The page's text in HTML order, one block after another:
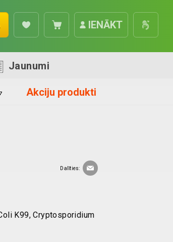
IENĀKT
Jaunumi
Akciju produkti
Dalīties:
K99, Cryptosporidium